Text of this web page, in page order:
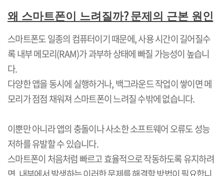
왜 스마트폰이 느려질까? 문제의 근본 원인
스마트폰도 일종의 컴퓨터이기 때문에,사용 시간이 길어질수
록 내부 메모리(RAM)가 과부하 상태에 빠질 가능성이 높습니
다.
다양한 앱을 동시에 실행하거나,백그라운드 작업이 쌓이면 메
모리가 점점 채워져 스마트폰이 느려질 수밖에 없습니다.
이뿐만 아니라 앱의 충돌이나 사소한 소프트웨어 오류도 성능
저하를 유발할 수 있습니다.
스마트폰이 처음처럼 빠르고 효율적으로 작동하도록 유지하려